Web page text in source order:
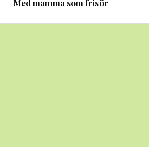
Med mamma som frisör